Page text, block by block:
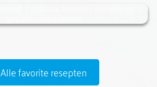
Alle favorite resepten